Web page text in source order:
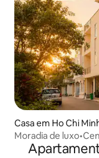
Casa em Ho Chi
Moradia de